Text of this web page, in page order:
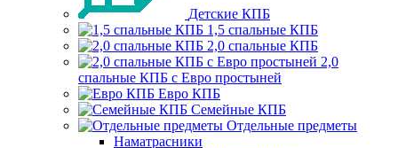
Детские КПБ
1,5 спальные КПБ
2,0 спальные КПБ
2,0
спальные КПБ с Евро простыней
Евро КПБ
Семейные КПБ
Отдельные предметы
Наматрасники